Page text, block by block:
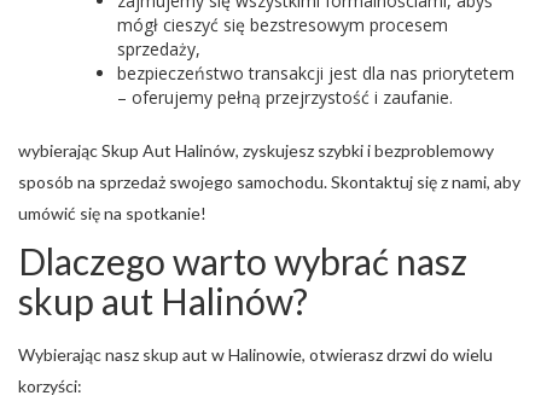
mógł cieszyć się bezstresowym procesem
sprzedaży,
bezpieczeństwo transakcji jest dla nas priorytetem
– oferujemy pełną przejrzystość i zaufanie.
wybierając Skup Aut Halinów, zyskujesz szybki i bezproblemowy
sposób na sprzedaż swojego samochodu. Skontaktuj się z nami, aby
umówić się na spotkanie!
Dlaczego warto wybrać nasz
skup aut Halinów?
Wybierając nasz skup aut w Halinowie, otwierasz drzwi do wielu
korzyści: